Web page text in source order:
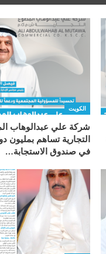
الكويت
شركة علي عبدالوهاب
التجارية تساهم بمليون
في صندوق الاستجابة…